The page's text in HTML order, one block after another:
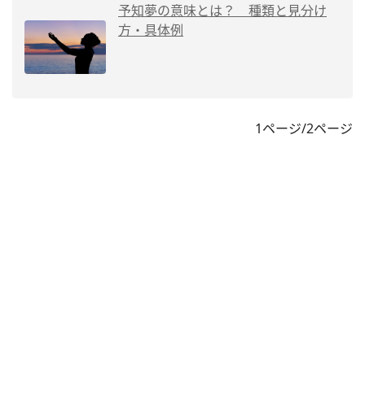
予知夢の意味とは？ 種類と見分け
方・具体例
1ページ/2ページ